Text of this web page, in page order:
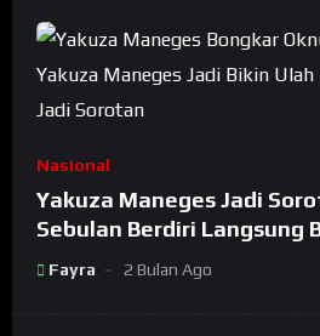
Nasional
Yakuza Maneges Jadi
Sebulan Berdiri Langsung
Bongkar Oknum Kiyai Besar
Fayra 2 Bulan Ago